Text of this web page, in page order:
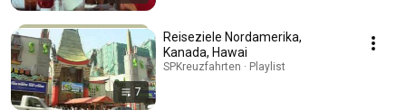
7
Reiseziele Nordamerika,
Kanada, Hawai
SPKreuzfahrten · Playlist